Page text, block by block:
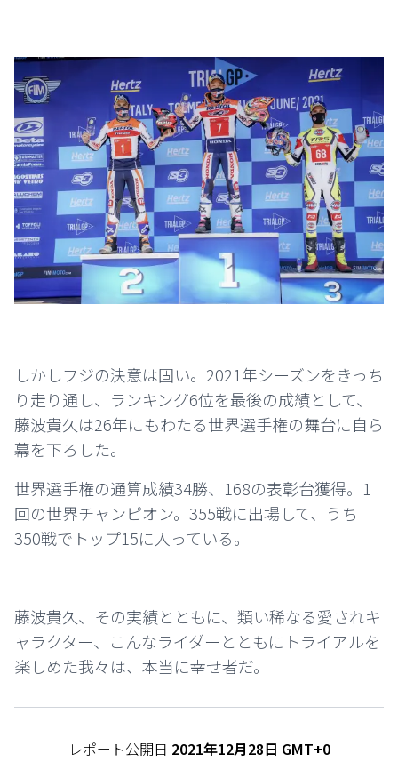
しかしフジの決意は固い。2021年シーズンをきっち
り走り通し、ランキング6位を最後の成績として、
藤波貴久は26年にもわたる世界選手権の舞台に自ら
幕を下ろした。
世界選手権の通算成績34勝、168の表彰台獲得。1
回の世界チャンピオン。355戦に出場して、うち
350戦でトップ15に入っている。
藤波貴久、その実績とともに、類い稀なる愛されキ
ャラクター、こんなライダーとともにトライアルを
楽しめた我々は、本当に幸せ者だ。
レポート公開日 2021年12月28日 GMT+0